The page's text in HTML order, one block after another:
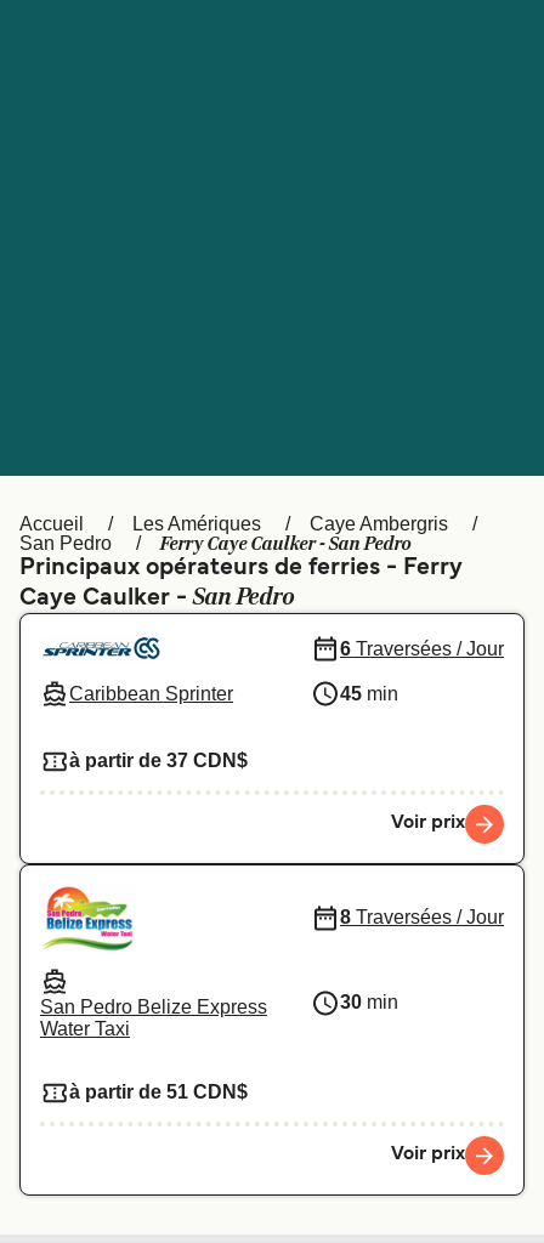
Canada België (NL)
Ελλάδα
Deutschland Schweiz (DE)
Norge Україна
Accueil Les Amériques
Caye Ambergris
San Pedro
Ferry Caye Caulker - San Pedro
Principaux opérateurs de ferries - Ferry
Caye Caulker -San Pedro
Caribbean Sprinter
6 Traversées / Jour
45 min
à partir de 37 CDN$
Voir prix
San Pedro Belize Express
Water Taxi
8 Traversées / Jour
30 min
à partir de 51 CDN$
Voir prix